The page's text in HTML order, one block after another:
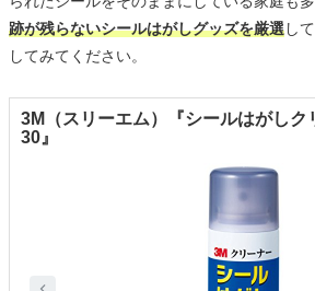
跡が残らないシールはがしグッズを厳選し
してみてください。
3M（スリーエム）『シールはがしク
30』